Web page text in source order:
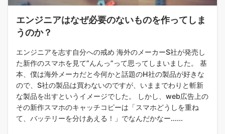
エンジニアはなぜ必要のないものを作ってしま
うのか？
エンジニアを志す自分への戒め 海外のメーカーS社が発売し
た新作のスマホを見て”んんっ”って思ってしまいました。 基
本、僕は海外メーカだと今何かと話題のH社の製品が好きな
ので、S社の製品は買わないのですが、いままでわりと斬新
な製品を出すというイメージでした。 しかし、web広告上の
その新作スマホのキャッチコピーは「スマホどうしを重ね
て、バッテリーを分けあえる！」でなんだかなー......